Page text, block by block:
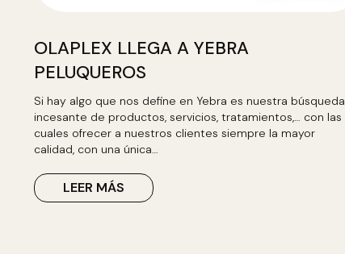
OLAPLEX LLEGA A YEBRA
PELUQUEROS
Si hay algo que nos define en Yebra es nuestra búsqueda
incesante de productos, servicios, tratamientos,… con las
cuales ofrecer a nuestros clientes siempre la mayor
calidad, con una única…
LEER MÁS